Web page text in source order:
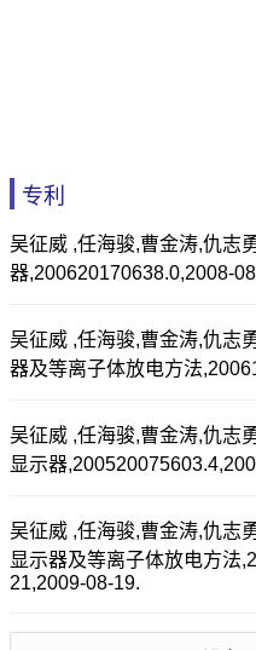
专利
吴征威 ,任海骏,曹金涛,仇志
器,200620170638.0,2008-
吴征威 ,任海骏,曹金涛,仇志
器及等离子体放电方法
吴征威 ,任海骏,曹金涛,仇志
显示器
吴征威 ,任海骏,曹金涛,仇志
显示器及等离子体放电方法
21,2009-08-19.